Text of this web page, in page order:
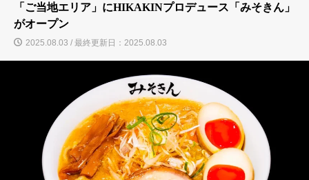
「ご当地エリア」にHIKAKINプロデュース「みそきん」
がオープン
2025.08.03 / 最終更新日：2025.08.03